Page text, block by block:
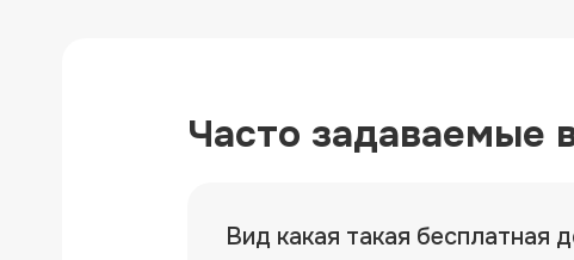
Часто задаваемые
Вид какая такая бесплатная